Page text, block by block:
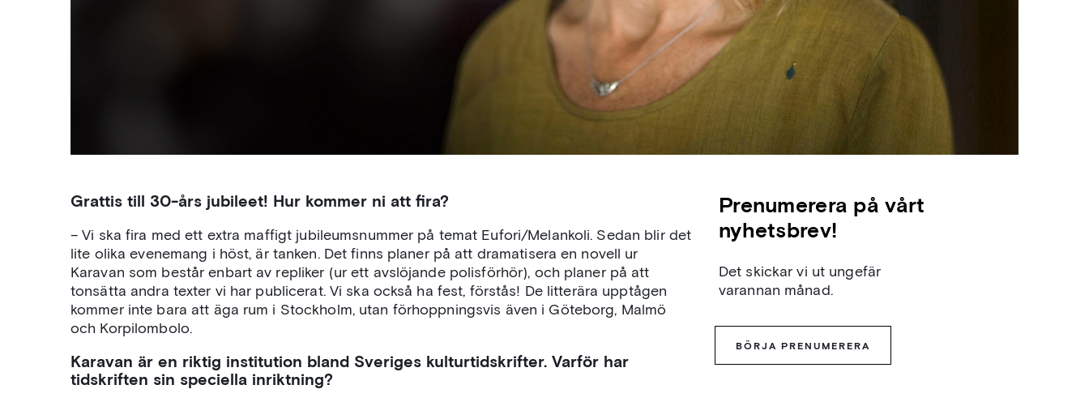
Grattis till 30-års jubileet! Hur kommer ni att fira?
– Vi ska fira med ett extra maffigt jubileumsnummer på temat Eufori/Melankoli. Sedan blir det
lite olika evenemang i höst, är tanken. Det finns planer på att dramatisera en novell ur
Karavan som består enbart av repliker (ur ett avslöjande polisförhör), och planer på att
tonsätta andra texter vi har publicerat. Vi ska också ha fest, förstås! De litterära upptågen
kommer inte bara att äga rum i Stockholm, utan förhoppningsvis även i Göteborg, Malmö
och Korpilombolo.
Karavan är en riktig institution bland Sveriges kulturtidskrifter. Varför har
tidskriften sin speciella inriktning?
Prenumerera på vårt
nyhetsbrev!
Det skickar vi ut ungefär
varannan månad.
BÖRJA PRENUMERERA